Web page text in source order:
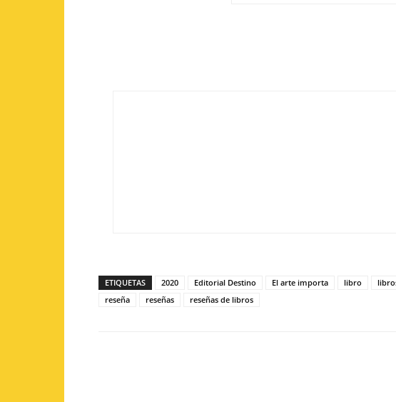
ETIQUETAS 2020 Editorial Destino El arte importa libro
reseña
reseñas reseñas de libros